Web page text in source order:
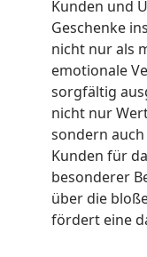
Kunden und
Geschenke
nicht nur als
emotionale
sorgfältig
nicht nur
sondern
Kunden für
besonderer
über die
fördert eine